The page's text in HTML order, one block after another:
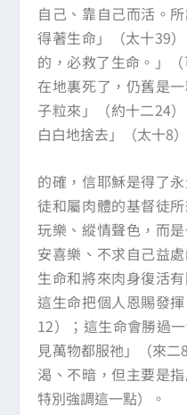
自己、靠自己而活。
得著生命」（太十39
的，必救了生命。」
在地裏死了，仍舊是
子粒來」（約十二24
白白地捨去」（太十8
的確，信耶穌是得了
徒和屬肉體的基督徒
玩樂、縱情聲色，而
安喜樂、不求自己益
生命和將來肉身復活
這生命把個人恩賜發
12）；這生命會勝過
見萬物都服祂」（來
渴、不暗，但主要是
特別強調這一點）。